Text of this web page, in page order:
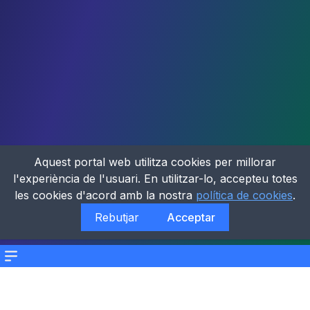
Menu
Aquest portal web utilitza cookies per millorar
l'experiència de l'usuari. En utilitzar-lo, accepteu totes
les cookies d'acord amb la nostra política de cookies.
Rebutjar
Acceptar